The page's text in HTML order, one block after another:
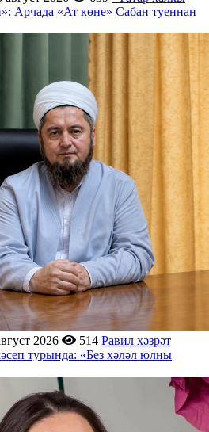
Арчада «Ат көне» Сабан туеннан
2026 514 Равил хәзрәт
турында: «Без хәләл юлны